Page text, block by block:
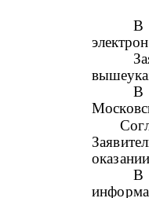
В
В
В